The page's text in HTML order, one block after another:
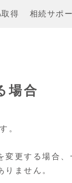
得 相続サポ
場合
。
更する場合
ません。